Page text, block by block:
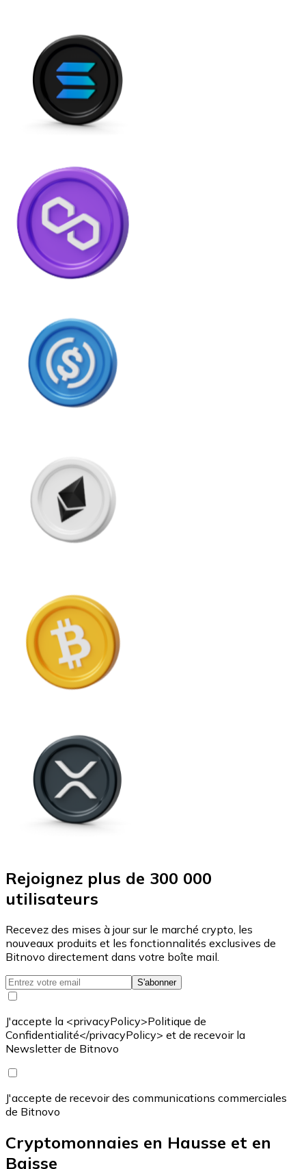
Rejoignez plus de 300 000
utilisateurs
Recevez des mises à jour sur le marché crypto, les
nouveaux produits et les fonctionnalités exclusives de
Bitnovo directement dans votre boîte mail.
S'abonner
J'accepte la <privacyPolicy>Politique de
Confidentialité</privacyPolicy> et de recevoir la
Newsletter de Bitnovo
J'accepte de recevoir des communications commerciales
de Bitnovo
Cryptomonnaies en Hausse et en
Baisse